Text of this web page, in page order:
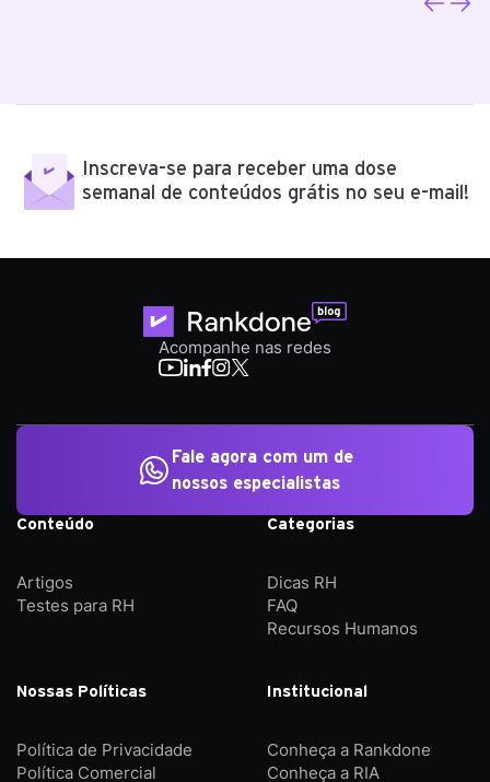
Inscreva-se para receber uma dose
semanal de conteúdos grátis no seu e-mail!
Acompanhe nas redes
Conteúdo
Artigos
Testes para RH
Categorias
Dicas RH
FAQ
Recursos Humanos
Nossas Políticas
Política de Privacidade
Política Comercial
Institucional
Conheça a Rankdone
Conheça a RIA
Fale agora com um de
nossos especialistas